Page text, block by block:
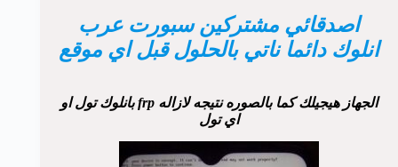
اصدقائي مشتركين سبورت عرب
انلوك دائما ناتي بالحلول قبل اي موقع
الجهاز هيجيلك كما بالصوره نتيجه لازاله frp بانلوك تول او
اي تول